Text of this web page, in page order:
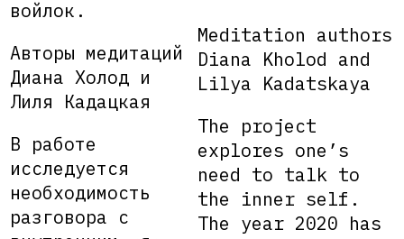
войлок.
Авторы медитаций
Диана Холод и
Лиля Кадацкая
В работе
исследуется
необходимость
разговора с
Meditation authors
Diana Kholod and
Lilya Kadatskaya
The project
explores one’s
need to talk to
the inner self.
The year 2020 has